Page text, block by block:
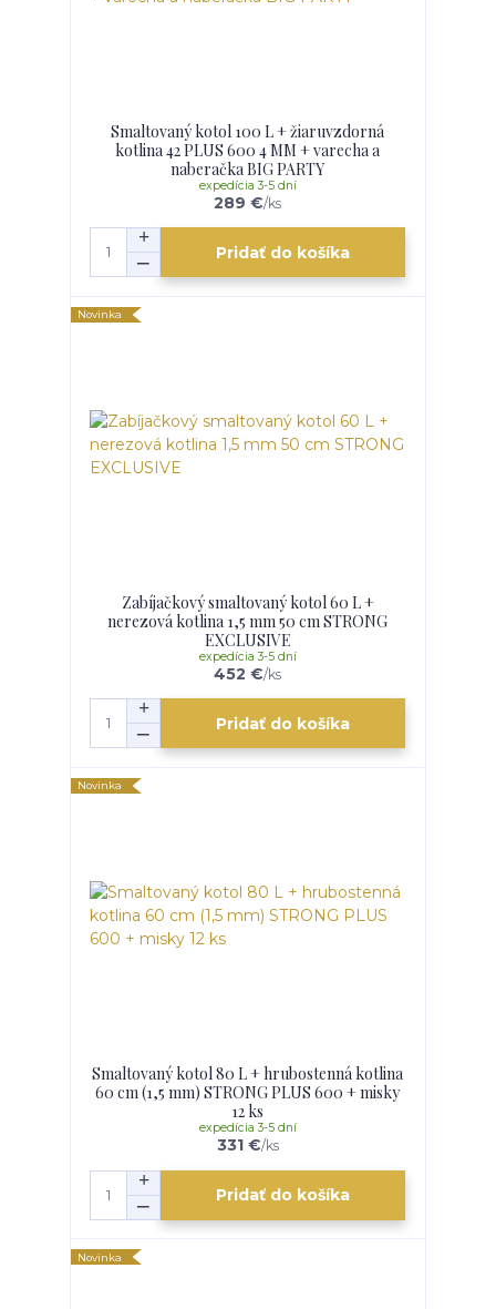
Smaltovaný kotol 100 L + žiaruvzdorná
kotlina 42 PLUS 600 4 MM + varecha a
naberačka BIG PARTY
289 €/ks
expedícia 3-5 dní
Pridať do košíka
Novinka
Zabíjačkový smaltovaný kotol 60 L +
nerezová kotlina 1,5 mm 50 cm STRONG
EXCLUSIVE
452 €/ks
expedícia 3-5 dní
Pridať do košíka
Novinka
Smaltovaný kotol 80 L + hrubostenná kotlina
60 cm (1,5 mm) STRONG PLUS 600 + misky
12 ks
331 €/ks
expedícia 3-5 dní
Pridať do košíka
Novinka